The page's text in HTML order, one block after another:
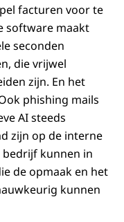
facturen voor te
software maakt
seconden
die vrijwel
zijn. En het
phishing mails
AI steeds
zijn op de interne
kunnen in
de opmaak en het
kunnen